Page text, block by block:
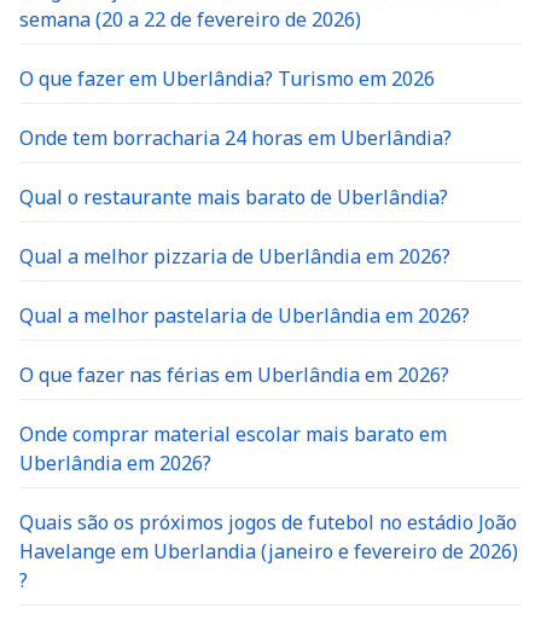
semana (20 a 22 de fevereiro de 2026)
O que fazer em Uberlândia? Turismo em 2026
Onde tem borracharia 24 horas em Uberlândia?
Qual o restaurante mais barato de Uberlândia?
Qual a melhor pizzaria de Uberlândia em 2026?
Qual a melhor pastelaria de Uberlândia em 2026?
O que fazer nas férias em Uberlândia em 2026?
Onde comprar material escolar mais barato em
Uberlândia em 2026?
Quais são os próximos jogos de futebol no estádio João
Havelange em Uberlandia (janeiro e fevereiro de 2026)
?